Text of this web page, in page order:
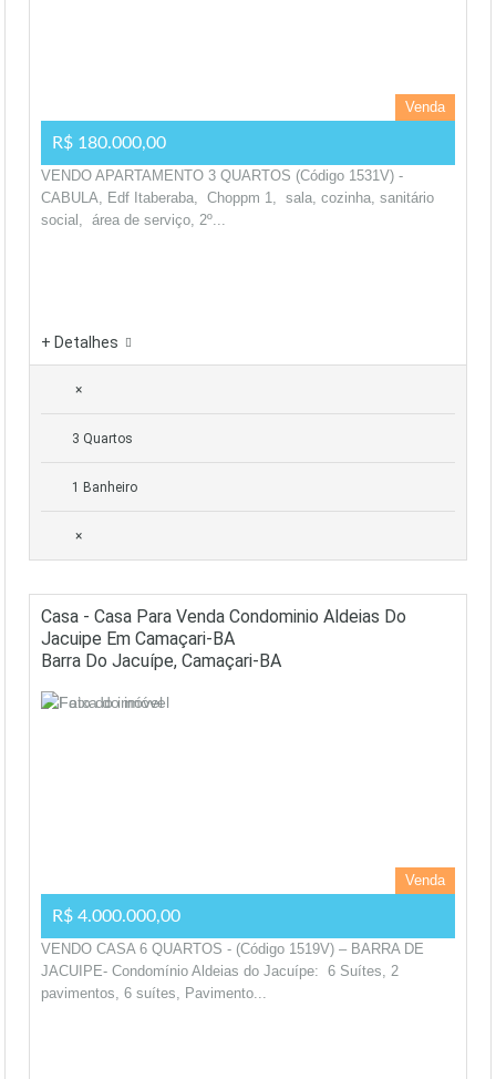
Venda
R$ 180.000,00
VENDO APARTAMENTO 3 QUARTOS (Código 1531V) -
CABULA, Edf Itaberaba, Choppm 1, sala, cozinha, sanitário
social, área de serviço, 2º...
+ Detalhes
×
3 Quartos
1 Banheiro
×
Casa - Casa Para Venda Condominio Aldeias Do
Jacuipe Em Camaçari-BA
Barra Do Jacuípe, Camaçari-BA
Venda
R$ 4.000.000,00
VENDO CASA 6 QUARTOS - (Código 1519V) – BARRA DE
JACUIPE- Condomínio Aldeias do Jacuípe: 6 Suítes, 2
pavimentos, 6 suítes, Pavimento...